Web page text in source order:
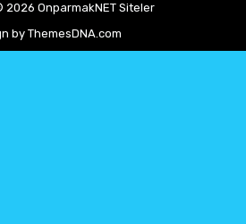
OnparmakNET Siteler
by ThemesDNA.com